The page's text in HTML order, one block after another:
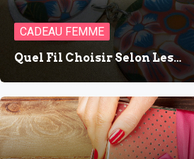
CADEAU FEMME
Quel Fil Choisir Selon Les…